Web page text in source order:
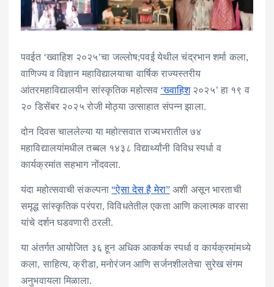
पवईत ‘ख्वाहिश २०२५’चा जल्लोष;पवई येथील चंद्रभान शर्मा कला,
वाणिज्य व विज्ञान महाविद्यालयाचा वार्षिक राज्यस्तरीय
आंतरमहाविद्यालयीन सांस्कृतिक महोत्सव ‘ख्वाहिश२०२५’ हा १९ व
२० डिसेंबर २०२५ रोजी मोठ्या उत्साहात संपन्न झाला.
दोन दिवस चाललेल्या या महोत्सवात राज्यभरातील ७४
महाविद्यालयांमधील तब्बल १४३८ विद्यार्थ्यांनी विविध स्पर्धा व
कार्यक्रमांत सहभाग नोंदवला.
यंदा महोत्सवाची संकल्पना“ऐसा देस है मेरा” अशी असून भारताची
समृद्ध सांस्कृतिक परंपरा, विविधतेतील एकता आणि कलात्मक वारसा
यांचे दर्शन घडवणारी ठरली.
या अंतर्गत आयोजित ३६ हून अधिक आकर्षक स्पर्धा व कार्यक्रमांमध्ये
कला, साहित्य, क्रीडा, मनोरंजन आणि सर्जनशीलतेचा सुरेख संगम
अनुभवायला मिळाला.